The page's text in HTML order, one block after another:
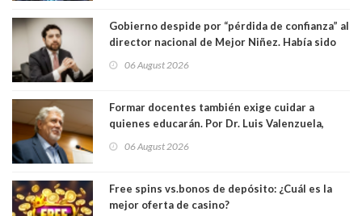
Gobierno despide por “pérdida de confianza” al
director nacional de Mejor Niñez. Había sido
06 August 2026
Formar docentes también exige cuidar a
quienes educarán. Por Dr. Luis Valenzuela,
Académicos U. Católica Silva Henríquez
06 August 2026
Free spins vs.bonos de depósito: ¿Cuál es la
mejor oferta de casino?